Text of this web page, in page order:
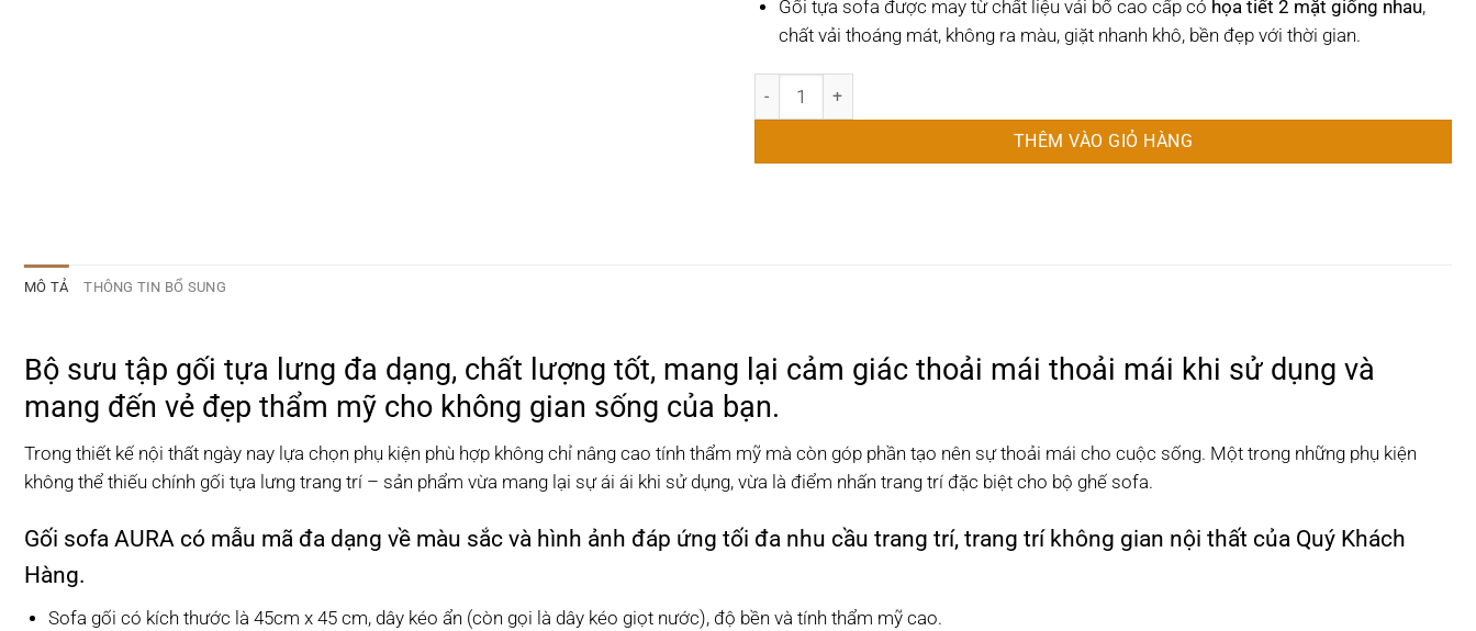
Gối tựa sofa được may từ chất liệu vải bố cao cấp có họa tiết 2 mặt giống nhau,
chất vải thoáng mát, không ra màu, giặt nhanh khô, bền đẹp với thời gian.
THÊM VÀO GIỎ HÀNG
MÔ TẢ THÔNG TIN BỔ SUNG
Bộ sưu tập gối tựa lưng đa dạng, chất lượng tốt, mang lại cảm giác thoải mái thoải mái khi sử dụng và
mang đến vẻ đẹp thẩm mỹ cho không gian sống của bạn.​
Trong thiết kế nội thất ngày nay lựa chọn phụ kiện phù hợp không chỉ nâng cao tính thẩm mỹ mà còn góp phần tạo nên sự thoải mái cho cuộc sống. Một trong những phụ kiện
không thể thiếu chính gối tựa lưng trang trí – sản phẩm vừa mang lại sự ái ái khi sử dụng, vừa là điểm nhấn trang trí đặc biệt cho bộ ghế sofa.​
Gối sofa AURA có mẫu mã đa dạng về màu sắc và hình ảnh đáp ứng tối đa nhu cầu trang trí, trang trí không gian nội thất của Quý Khách
Hàng.
Sofa gối có kích thước là 45cm x 45 cm, dây kéo ẩn (còn gọi là dây kéo giọt nước), độ bền và tính thẩm mỹ cao.